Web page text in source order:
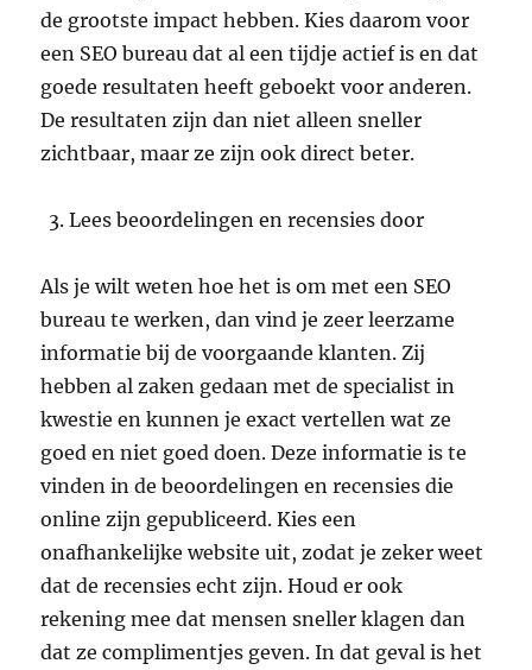
de grootste impact hebben. Kies daarom voor
een SEO bureau dat al een tijdje actief is en dat
goede resultaten heeft geboekt voor anderen.
De resultaten zijn dan niet alleen sneller
zichtbaar, maar ze zijn ook direct beter.
Lees beoordelingen en recensies door
Als je wilt weten hoe het is om met een SEO
bureau te werken, dan vind je zeer leerzame
informatie bij de voorgaande klanten. Zij
hebben al zaken gedaan met de specialist in
kwestie en kunnen je exact vertellen wat ze
goed en niet goed doen. Deze informatie is te
vinden in de beoordelingen en recensies die
online zijn gepubliceerd. Kies een
onafhankelijke website uit, zodat je zeker weet
dat de recensies echt zijn. Houd er ook
rekening mee dat mensen sneller klagen dan
dat ze complimentjes geven. In dat geval is het